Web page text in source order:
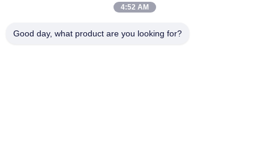
Indirizzo aziendale
4:52 AM
Good day, what product are you looking for?